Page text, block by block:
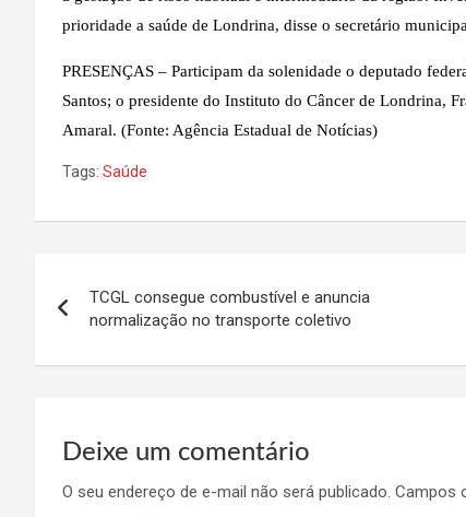
prioridade a saúde de Londrina, disse o secretário
PRESENÇAS – Participam da solenidade o deputado
Santos; o presidente do Instituto do Câncer de Londrina,
Amaral. (Fonte: Agência Estadual de Notícias)
Tags: Saúde
de
Post
TCGL consegue combustível e anuncia
normalização no transporte coletivo
Deixe um comentário
O seu endereço de e-mail não será publicado. Campos